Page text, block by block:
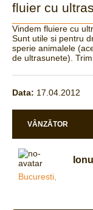
fluier cu
Vindem fluiere cu
Sunt utile si pentru
sperie animalele
de ultrasunete).
Data: 17.04.2012
VÂNZĂTOR
Bucuresti,